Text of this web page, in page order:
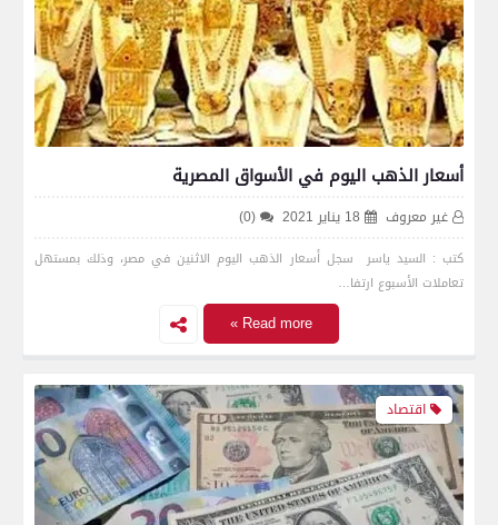
أسعار الذهب اليوم في الأسواق المصرية
غير معروف 18 يناير 2021 (0)
كتب : السيد ياسر سجل أسعار الذهب اليوم الاثنين في مصر، وذلك بمستهل
تعاملات الأسبوع ارتفا…
Read more »
اقتصاد